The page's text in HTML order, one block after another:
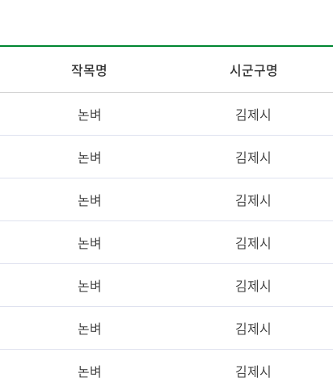
작목명 시군구명
논벼 김제시
논벼 김제시
논벼 김제시
논벼 김제시
논벼 김제시
논벼 김제시
논벼 김제시